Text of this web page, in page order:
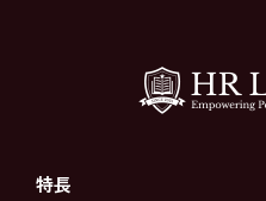
特長